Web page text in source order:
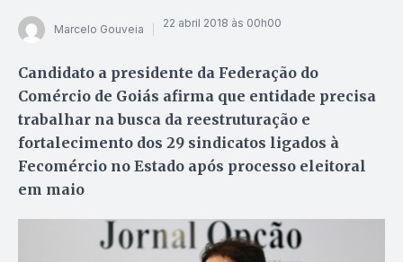
Marcelo Gouveia 22 abril 2018 às 00h00
Candidato a presidente da Federação do
Comércio de Goiás afirma que entidade precisa
trabalhar na busca da reestruturação e
fortalecimento dos 29 sindicatos ligados à
Fecomércio no Estado após processo eleitoral
em maio